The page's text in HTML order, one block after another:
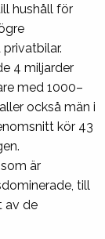
hushåll för
4 miljarder
med 1000–
också män i
kör 43
är
till
av de